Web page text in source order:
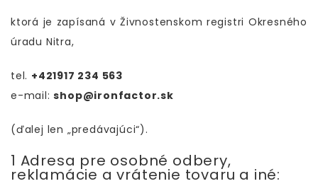
ktorá je zapísaná v Živnostenskom registri Okresného
úradu Nitra,
tel. +421917 234 563
e-mail:shop@ironfactor.sk
(ďalej len „predávajúci“).
1 Adresa pre osobné odbery,
reklamácie a vrátenie tovaru a iné: